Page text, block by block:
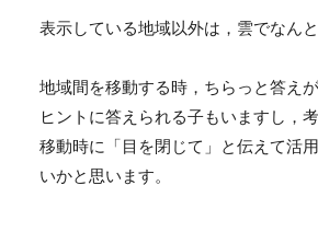
表示している地域以外は，雲でなんと
地域間を移動する時，ちらっと答え
ヒントに答えられる子もいますし，
移動時に「目を閉じて」と伝えて活
いかと思います。